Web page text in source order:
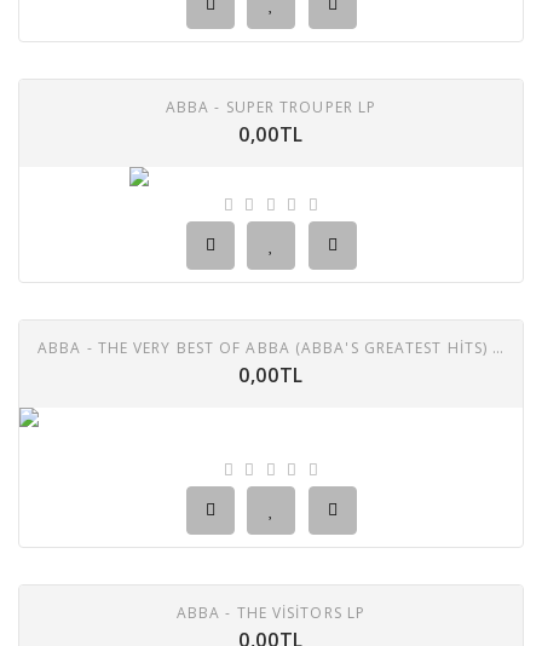
ABBA - SUPER TROUPER LP
0,00TL
ABBA - THE VERY BEST OF ABBA (ABBA'S GREATEST HITS) 2X LP
0,00TL
ABBA - THE VISITORS LP
0,00TL